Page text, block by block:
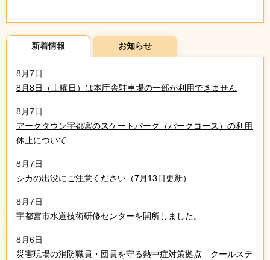
新着情報 お知らせ
8月7日
8月8日（土曜日）は本庁舎駐車場の一部が利用できません
8月7日
アークタウン宇都宮のスケートパーク（パークコース）の利用
休止について
8月7日
シカの出没にご注意ください（7月13日更新）
8月7日
宇都宮市水道技術研修センターを開所しました。
8月6日
災害現場の消防職員・団員を守る熱中症対策拠点「クールステ